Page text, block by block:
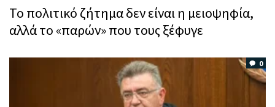
Το πολιτικό ζήτημα δεν είναι η μειοψηφία,
αλλά το «παρών» που τους ξέφυγε
0